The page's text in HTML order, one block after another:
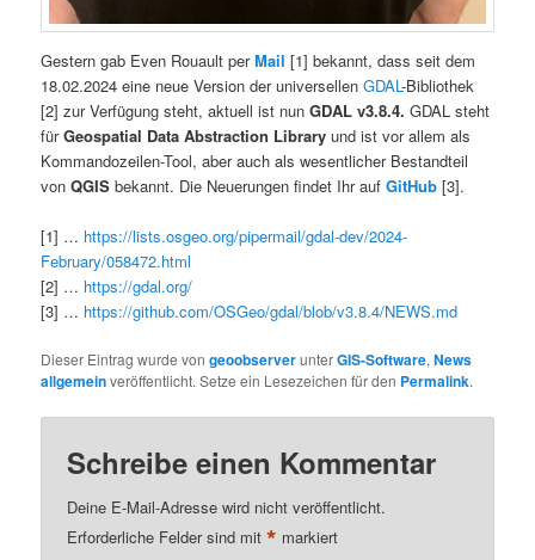
Gestern gab Even Rouault per Mail [1] bekannt, dass seit dem
18.02.2024 eine neue Version der universellenGDAL-Bibliothek
[2] zur Verfügung steht, aktuell ist nunGDAL v3.8.4. GDAL steht
fürGeospatial Data Abstraction Library und ist vor allem als
Kommandozeilen-Tool, aber auch als wesentlicher Bestandteil
vonQGIS bekannt. Die Neuerungen findet Ihr aufGitHub [3].
[1] … https://lists.osgeo.org/pipermail/gdal-dev/2024-
February/058472.html
[2] … https://gdal.org/
[3] … https://github.com/OSGeo/gdal/blob/v3.8.4/NEWS.md
Dieser Eintrag wurde vongeoobserverunterGIS-Software,News
allgemeinveröffentlicht. Setze ein Lesezeichen für den Permalink.
Schreibe einen Kommentar
Deine E-Mail-Adresse wird nicht veröffentlicht.
Erforderliche Felder sind mit* markiert